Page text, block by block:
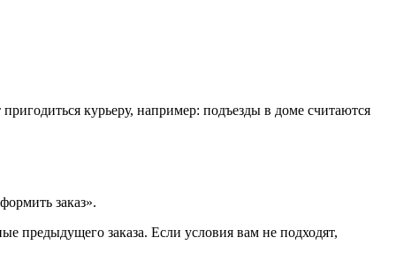
курьеру, например: подъезды в доме считаются
заказ».
предыдущего заказа. Если условия вам не подходят,